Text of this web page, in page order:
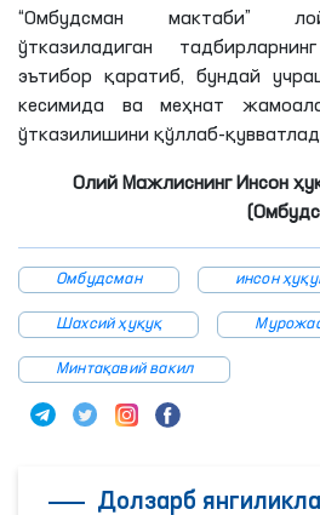
“Омбудсман мактаби”
ўтказиладиган
эътибор қаратиб, бундай
кесимида ва меҳнат
ўтказилишини қўллаб-
Олий Мажлиснинг Инсон
Омбудсман инсон
Шахсий ҳуқуқ
Минтақавий вакил
Долзарб